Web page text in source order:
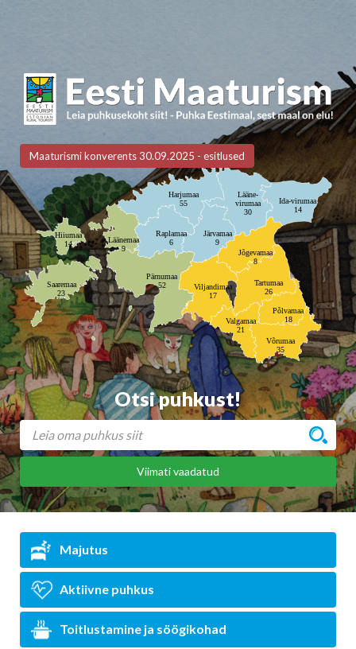
Maaturismi konverents 30.09.2025 - esitlused
Hiiumaa
14
Saaremaa
23
Läänemaa
9
Pärnumaa
52
Harjumaa
55
Raplamaa
6
Järvamaa
9
Lääne-
virumaa
30
Ida-virumaa
14
Viljandimaa
17
Jõgevamaa
8
Tartumaa
26
Valgamaa
21
Põlvamaa
18
Võrumaa
35
Otsi puhkust!
Viimati vaadatud
Majutus
Aktiivne puhkus
Toitlustamine ja söögikohad